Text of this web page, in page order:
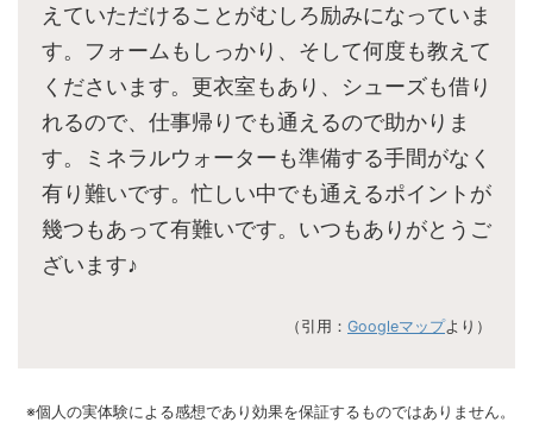
えていただけることがむしろ励みになっていま
す。フォームもしっかり、そして何度も教えて
くださいます。更衣室もあり、シューズも借り
れるので、仕事帰りでも通えるので助かりま
す。ミネラルウォーターも準備する手間がなく
有り難いです。忙しい中でも通えるポイントが
幾つもあって有難いです。いつもありがとうご
ざいます♪
（引用： Googleマップより）
※個人の実体験による感想であり効果を保証するものではありません。